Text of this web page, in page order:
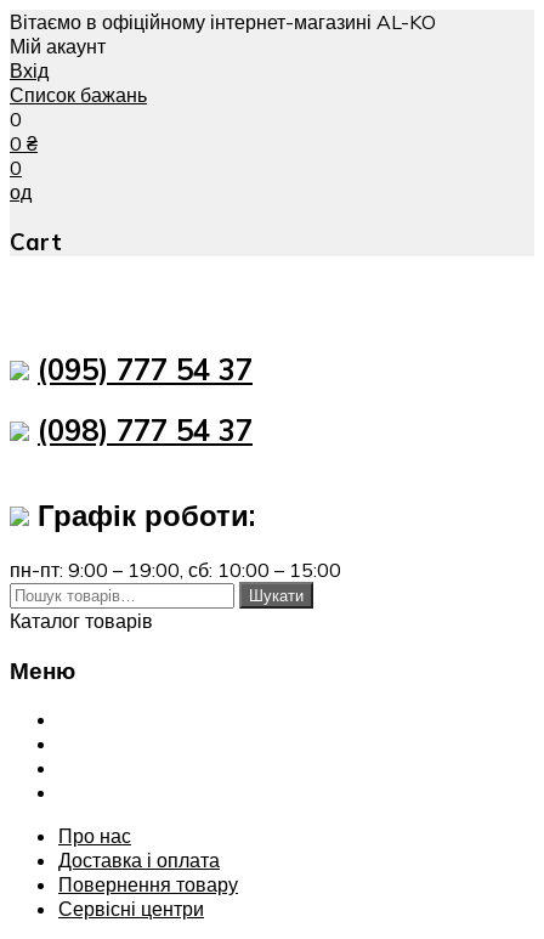
Вітаємо в офіційному інтернет-магазині AL-KO
Мій акаунт
Вхід
Список бажань
0
0 ₴
0
од
Cart
(095) 777 54 37
(098) 777 54 37
Графік роботи:
пн-пт: 9:00 – 19:00, сб: 10:00 – 15:00
Шукати:
Шукати
Каталог товарів
Меню
Переглянути
Про нас
Доставка і оплата
Повернення товару
Сервісні центри